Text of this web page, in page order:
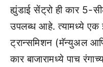
ह्युंडाई सेंट्रो ही कार 5-
उपलब्ध आहे. त्यामध्ये एक
ट्रान्समिशन (मॅन्युअल
कार बाजारामध्ये पाच